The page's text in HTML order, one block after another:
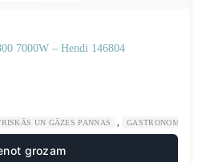
7000W – Hendi 146804
UN GĀZES PANNAS GASTRONOMIJA
grozam